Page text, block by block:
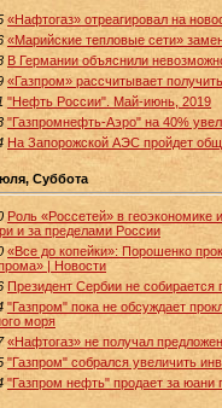
«Нафтогаз» отреагировал на
«Марийские тепловые сети»
В Германии объяснили
«Газпром» рассчитывает
"Нефть России". Май-июнь, 2019
"Газпромнефть-Аэро" на 40%
На Запорожской АЭС пройдет
Суббота
Роль «Россетей» в геоэкономике
и за пределами России
«Все до копейки»: Порошенко
| Новости
Президент Сербии не собирается
"Газпром" пока не обсуждает
моря
«Нафтогаз» не получал
"Газпром" собрался увеличить
"Газпром нефть" продает за юани